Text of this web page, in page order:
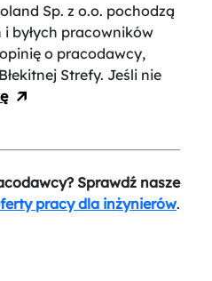
Sp. z o.o. pochodzą
byłych pracowników
o pracodawcy,
Strefy. Jeśli nie
Sprawdź nasze
pracy dla inżynierów.